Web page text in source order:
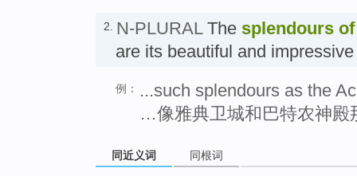
2. N-PLURALThe splendours of
are its beautiful and
例：
...such splendours as the
…像雅典卫城和巴特农神殿
同近义词 同根词